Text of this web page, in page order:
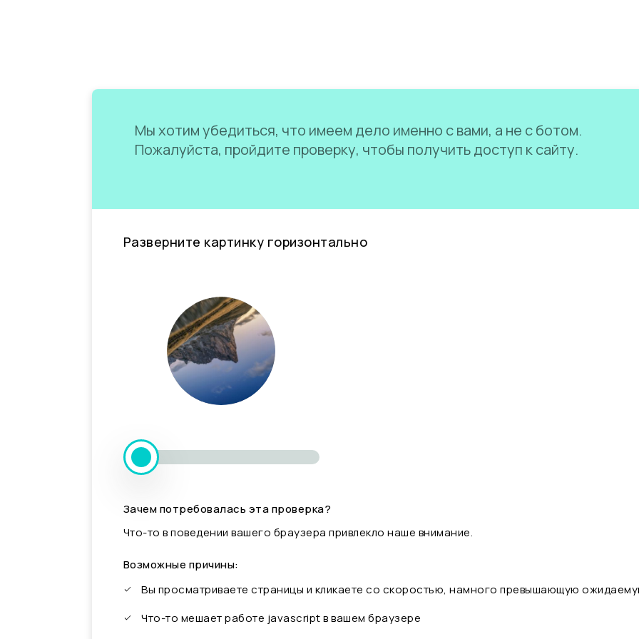
Мы хотим убедиться, что имеем дело именно с вами, а не с ботом.
Пожалуйста, пройдите проверку, чтобы получить доступ к сайту.
Разверните картинку горизонтально
Зачем потребовалась эта проверка?
Что-то в поведении вашего браузера привлекло наше внимание.
Возможные причины:
Вы просматриваете страницы и кликаете со скоростью, намного превышающую
Что-то мешает работе javascript в вашем браузере